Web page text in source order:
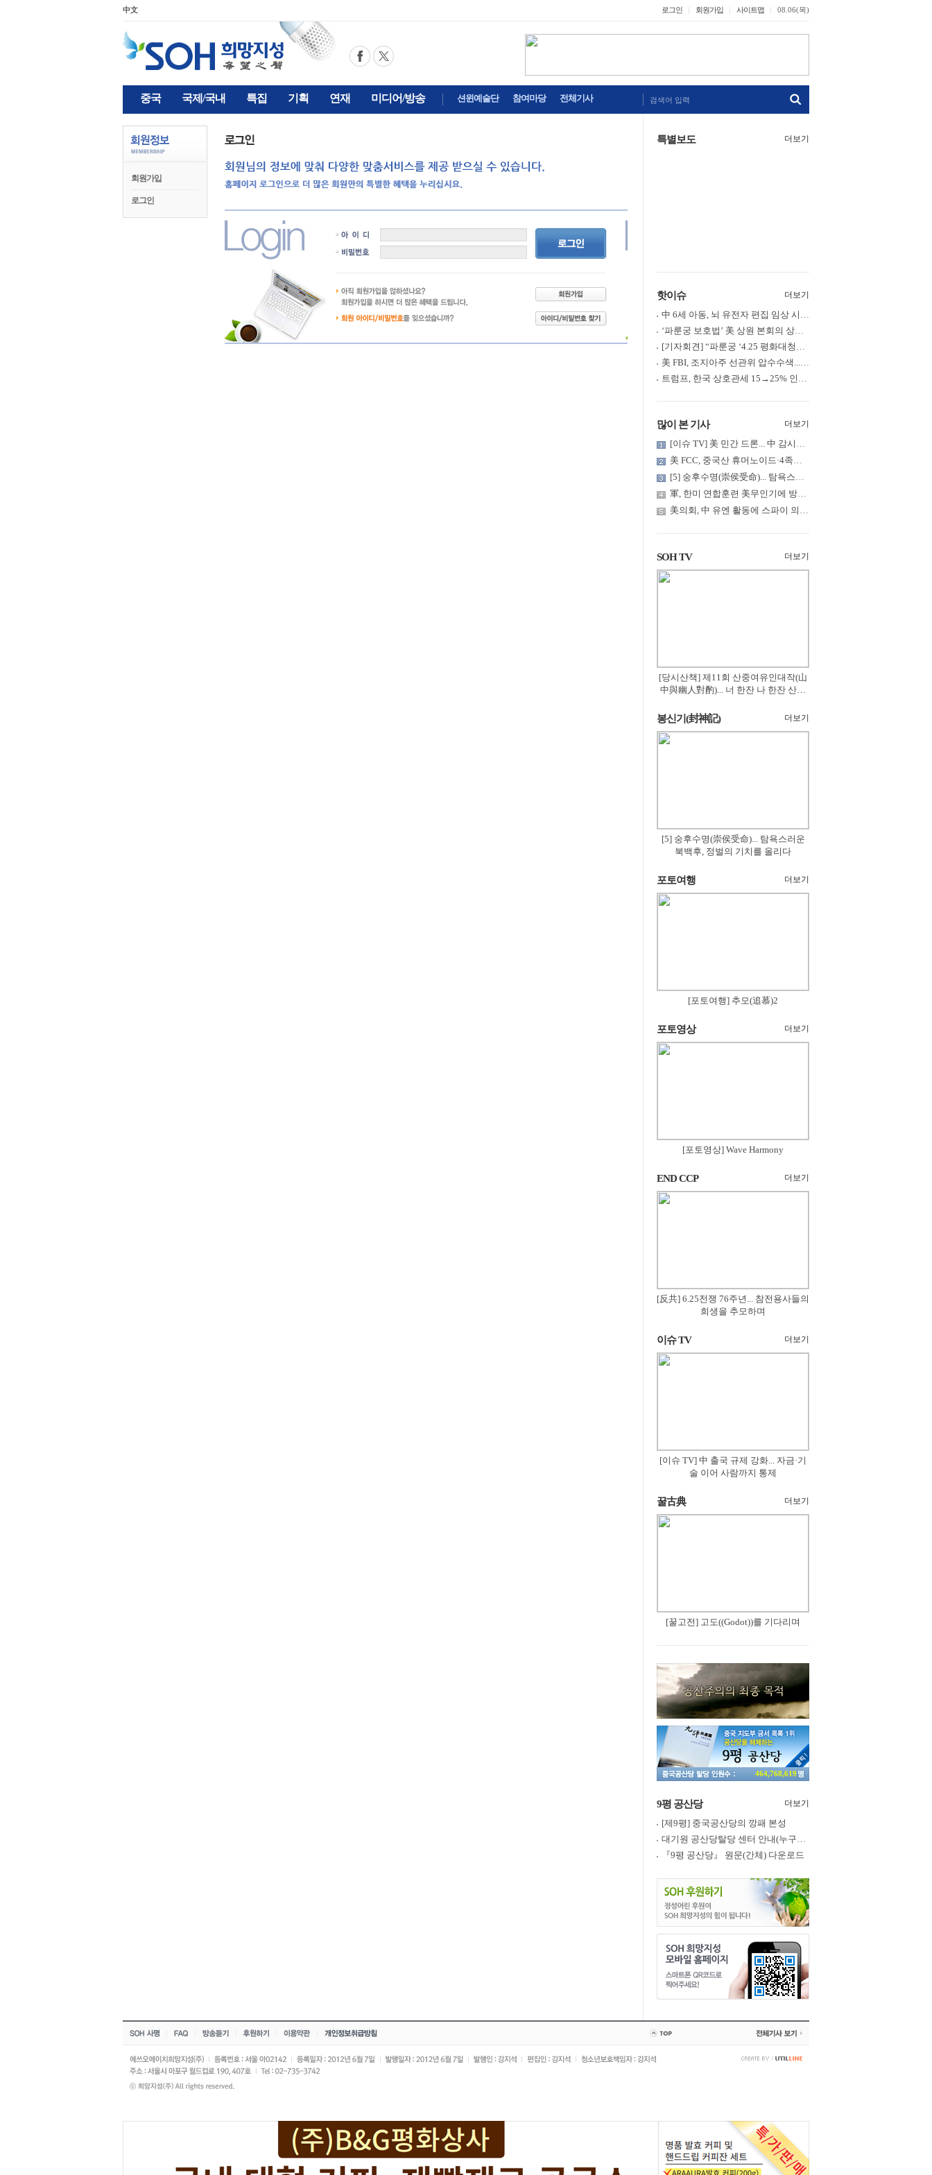
中文 로그인 회원가입 사이트맵 08.06(목)
중국 국제/국내 특집 기획 연재 미디어/방송 션윈예술단 참여마당 전체기사 검색어 입력
회원가입
로그인
특별보도 더보기
핫이슈 더보기
中 6세 아동, 뇌 유전자 편집 임상 시험 중 사망... 의료진 1년간 ....
‘파룬궁 보호법’ 美 상원 본회의 상정... 최종 입법 ‘초읽기’
[기자회견] “파룬궁 ‘4.25 평화대청원’ 기념 & 중공의 션윈 공연 .....
美 FBI, 조지아주 선관위 압수수색... 트럼프 “부정선거 증거 확보....
트럼프, 한국 상호관세 15→25% 인상... “韓 국회 무력합의 미비준”....
많이 본 기사 더보기
[이슈 TV] 美 민간 드론... 中 감시망 뚫고 군함 근접 촬영
美 FCC, 중국산 휴머노이드·4족보행 로봇·전력 인버터 신규 수입 .....
[5] 숭후수명(崇侯受命)... 탐욕스러운 북백후, 정벌의 기치를 올.....
軍, 한미 연합훈련 美무인기에 방공태세 발령... 왜?
美의회, 中 유엔 활동에 스파이 의혹 제기
SOH TV 더보기
[당시산책] 제11회 산중여유인대작(山
中與幽人對酌)... 너 한잔 나 한잔 산의
봉신기(封神記) 더보기
[5] 숭후수명(崇侯受命)... 탐욕스러운
북백후, 정벌의 기치를 올리다
포토여행 더보기
[포토여행] 추모(追慕)2
포토영상 더보기
[포토영상] Wave Harmony
END CCP 더보기
[反共] 6.25전쟁 76주년... 참전용사들의
희생을 추모하며
이슈 TV 더보기
[이슈 TV] 中 출국 규제 강화... 자금·기
술 이어 사람까지 통제
꿀古典 더보기
[꿀고전] 고도((Godot))를 기다리며
464,768,619
9평 공산당 더보기
[제9평] 중국공산당의 깡패 본성
대기원 공산당탈당 센터 안내(누구나 쉽게 退黨, 退團, 退隊 가능)
『9평 공산당』 원문(간체) 다운로드